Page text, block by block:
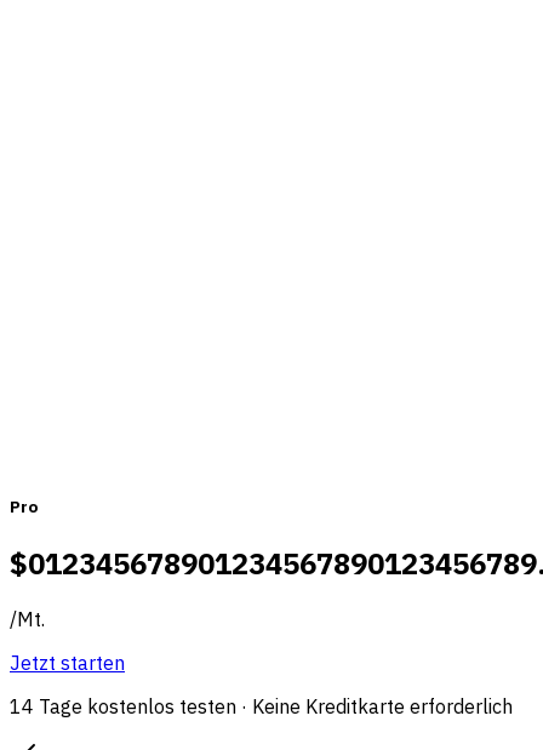
Pro
$012345678901234567890123456789
/Mt.
Jetzt starten
14 Tage kostenlos testen · Keine Kreditkarte erforderlich